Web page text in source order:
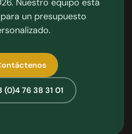
Nuestro equipo está
un presupuesto
(0)4 76 38 31 01